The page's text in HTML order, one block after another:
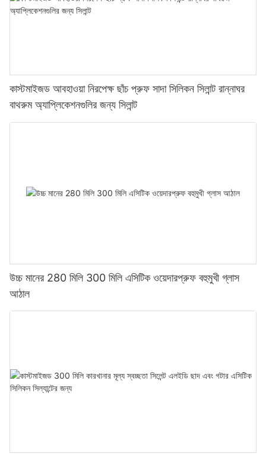
কাস্টমাইজড আবহাওয়া নিরপেক্ষ ছাঁচ প্রুফ সাদা সিলিকন সিলান্ট রান্নাঘর
বাথরুম অ্যাপ্লিকেশনগুলির জন্য সিলান্ট
উচ্চ মানের 280 মিলি 300 মিলি এসিটিক ওয়েদারপ্রুফ বহুমুখী গ্লাস
আঠাল